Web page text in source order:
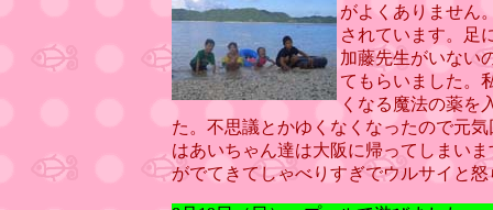
がよくありません
されています。足
加藤先生がいない
てもらいました。
くなる魔法の薬を
た。不思議とかゆくなくなったので元
はあいちゃん達は大阪に帰ってしまい
がでてきてしゃべりすぎでウルサイと